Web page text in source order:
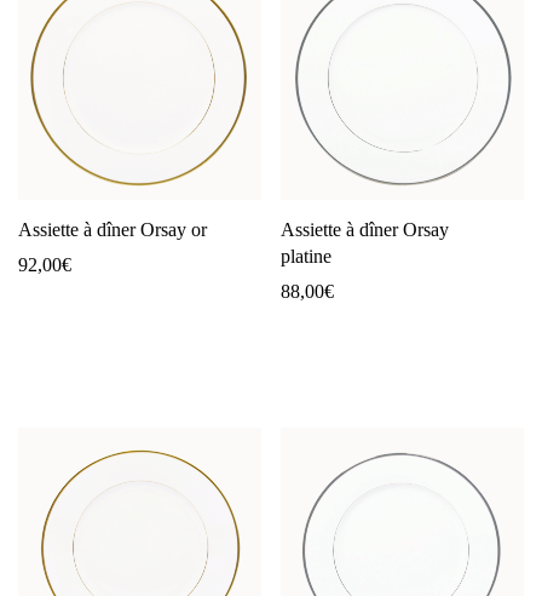
Assiette à dîner Orsay or
92,00€
Assiette à dîner Orsay
platine
88,00€